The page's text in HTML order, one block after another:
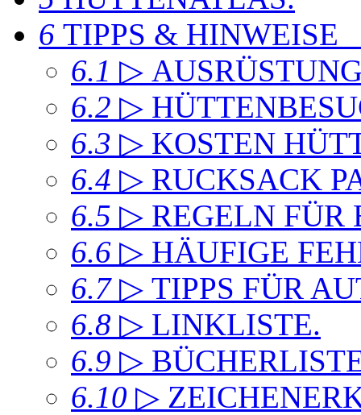
6 TIPPS &
6.1 ▷
6.2 ▷
6.3 ▷ KOSTEN
6.4 ▷ RUCKSACK
6.5 ▷ REGELN FÜR
6.6 ▷ HÄUFIGE
6.7 ▷ TIPPS FÜR
6.8 ▷ LINKLISTE.
6.9 ▷
6.10 ▷